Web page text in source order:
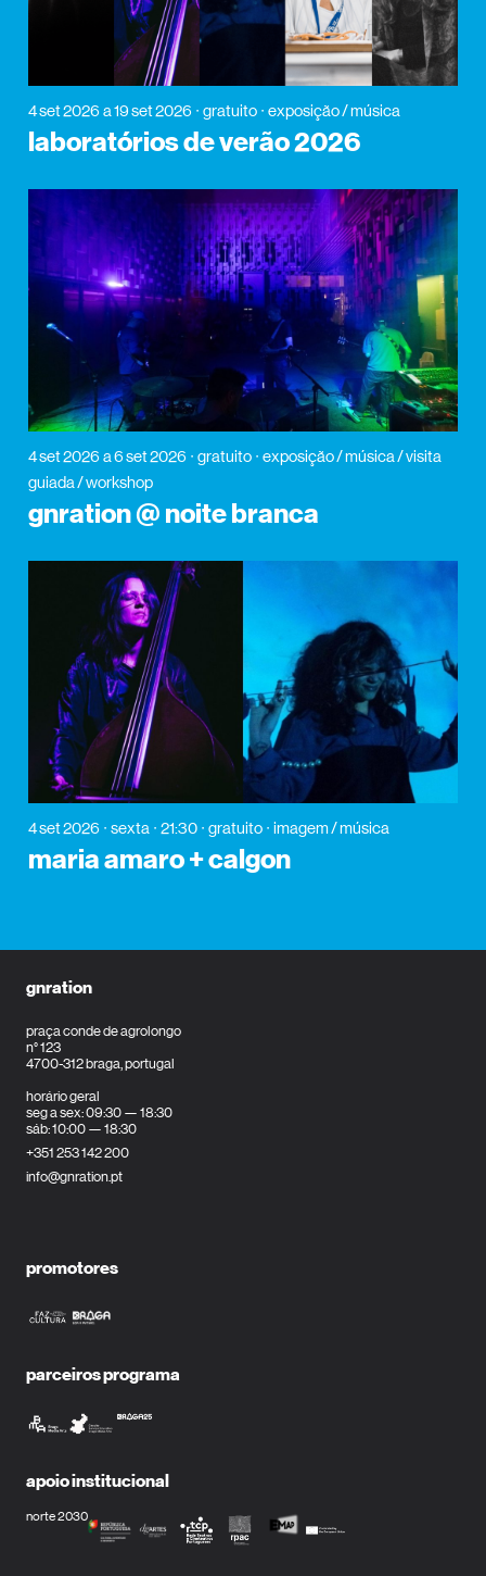
4 set 2026 a 19 set 2026 gratuito exposição / música
laboratórios de verão 2026
4 set 2026 a 6 set 2026 gratuito
exposição / música / visita
guiada / workshop
gnration @ noite branca
4 set 2026 sexta 21:30 gratuito imagem / música
maria amaro + calgon
gnration
praça conde de agrolongo
n° 123
4700-312 braga, portugal
horário geral
seg a sex: 09:30 — 18:30
sáb: 10:00 — 18:30
+351 253 142 200
info@gnration.pt
promotores
parceiros programa
apoio institucional
norte 2030